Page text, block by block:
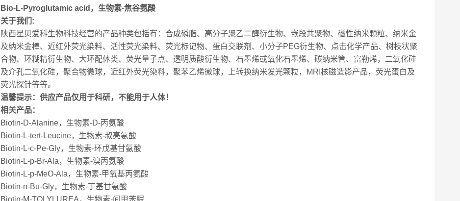
Bio-L-Pyroglutamic acid，生物素-焦谷氨酸
关于我们:
陕西星贝爱科生物科技经营的产品种类包括有：合成磷脂、高分子聚乙二醇衍生物、嵌段共聚物、磁性纳米颗粒、纳米金
及纳米金棒、近红外荧光染料、活性荧光染料、荧光标记物、蛋白交联剂、小分子PEG衍生物、点击化学产品、树枝状聚
合物、环糊精衍生物、大环配体类、荧光量子点、透明质酸衍生物、石墨烯或氧化石墨烯、碳纳米管、富勒烯，二氧化硅
及介孔二氧化硅，聚合物微球，近红外荧光染料，聚苯乙烯微球，上转换纳米发光颗粒，MRI核磁造影产品，荧光蛋白及
荧光探针等等。
温馨提示：供应产品仅用于科研，不能用于人体！
相关产品：
Biotin-D-Alanine，生物素-D-丙氨酸
Biotin-L-tert-Leucine，生物素-叔亮氨酸
Biotin-L-c-Pe-Gly，生物素-环戊基甘氨酸
Biotin-L-p-Br-Ala，生物素-溴丙氨酸
Biotin-L-p-MeO-Ala，生物素-甲氧基丙氨酸
Biotin-n-Bu-Gly，生物素-丁基甘氨酸
Biotin-M-TOLYLUREA，生物素-间甲苯脲